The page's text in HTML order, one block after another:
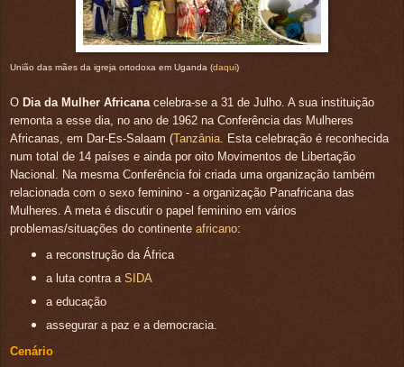
União das mães da igreja ortodoxa em Uganda (daqui)
O Dia da Mulher Africana celebra-se a 31 de Julho. A sua instituição
remonta a esse dia, no ano de 1962 na Conferência das Mulheres
Africanas, em Dar-Es-Salaam (Tanzânia . Esta celebração é reconhecida
num total de 14 países e ainda por oito Movimentos de Libertação
Nacional. Na mesma Conferência foi criada uma organização também
relacionada com o sexo feminino - a organização Panafricana das
Mulheres. A meta é discutir o papel feminino em vários
problemas/situações do continente africano:
a reconstrução da África
a luta contra a SIDA
a educação
assegurar a paz e a democracia.
Cenário